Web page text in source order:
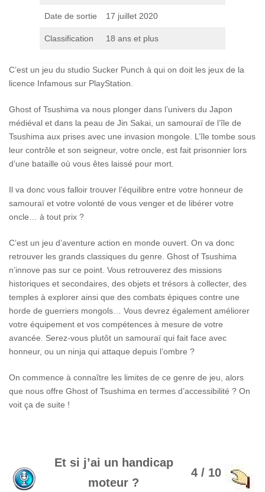
Date de sortie 17 juillet 2020
Classification 18 ans et plus
C’est un jeu du studio Sucker Punch à qui on doit les jeux de la
licence Infamous sur PlayStation.
Ghost of Tsushima va nous plonger dans l’univers du Japon
médiéval et dans la peau de Jin Sakai, un samouraï de l’île de
Tsushima aux prises avec une invasion mongole. L’île tombe sous
leur contrôle et son seigneur, votre oncle, est fait prisonnier lors
d’une bataille où vous êtes laissé pour mort.
Il va donc vous falloir trouver l’équilibre entre votre honneur de
samouraï et votre volonté de vous venger et de libérer votre
oncle… à tout prix ?
C’est un jeu d’aventure action en monde ouvert. On va donc
retrouver les grands classiques du genre. Ghost of Tsushima
n’innove pas sur ce point. Vous retrouverez des missions
historiques et secondaires, des objets et trésors à collecter, des
temples à explorer ainsi que des combats épiques contre une
horde de guerriers mongols… Vous devrez également améliorer
votre équipement et vos compétences à mesure de votre
avancée. Serez-vous plutôt un samouraï qui fait face avec
honneur, ou un ninja qui attaque depuis l’ombre ?
On commence à connaître les limites de ce genre de jeu, alors
que nous offre Ghost of Tsushima en termes d’accessibilité ? On
voit ça de suite !
Et si j’ai un handicap
moteur ?
4 / 10